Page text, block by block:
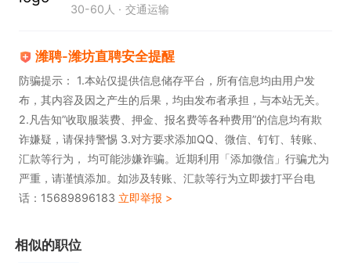
30-60人 交通运输
潍聘-潍坊直聘安全提醒
防骗提示： 1.本站仅提供信息储存平台，所有信息均由用户发
布，其内容及因之产生的后果，均由发布者承担，与本站无关。
2.凡告知”收取服装费、押金、报名费等各种费用”的信息均有欺
诈嫌疑，请保持警惕 3.对方要求添加QQ、微信、钉钉、转账、
汇款等行为， 均可能涉嫌诈骗。近期利用「添加微信」行骗尤为
严重，请谨慎添加。如涉及转账、汇款等行为立即拨打平台电
话：15689896183 立即举报 >
相似的职位